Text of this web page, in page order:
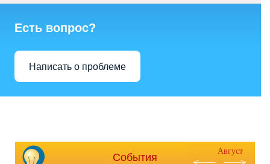
Есть вопрос?
Написать о проблеме
События
Август